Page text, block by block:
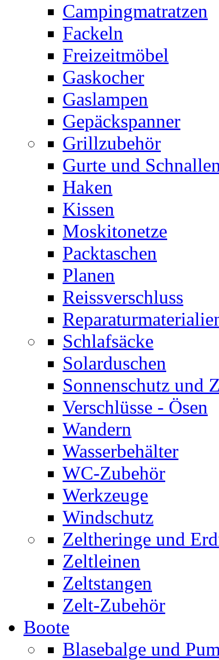
Campingmatratzen
Fackeln
Freizeitmöbel
Gaskocher
Gaslampen
Gepäckspanner
Grillzubehör
Gurte und
Haken
Kissen
Moskitonetze
Packtaschen
Planen
Reissverschluss
Schlafsäcke
Solarduschen
Sonnenschutz und
Verschlüsse - Ösen
Wandern
Wasserbehälter
WC-Zubehör
Werkzeuge
Windschutz
Zeltheringe und
Zeltleinen
Zeltstangen
Zelt-Zubehör
Boote
Blasebalge und